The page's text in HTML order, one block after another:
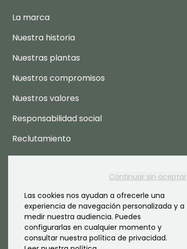
Continuar sin aceptar
Las cookies nos ayudan a ofrecerle una
experiencia de navegación personalizada y a
medir nuestra audiencia. Puedes
configurarlas en cualquier momento y
consultar nuestra política de privacidad.
La marca
Nuestra historia
Nuestras plantas
Nuestros compromisos
Nuestros valores
Responsabilidad social
Reclutamiento
Espacio prensa